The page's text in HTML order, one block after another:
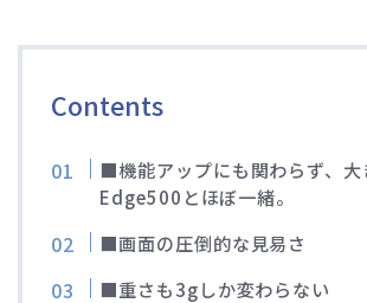
ブルべレポート2012
Contents
■機能アップにも関わらず、大
Edge500とほぼ一緒。
■画面の圧倒的な見易さ
■重さも3gしか変わらない